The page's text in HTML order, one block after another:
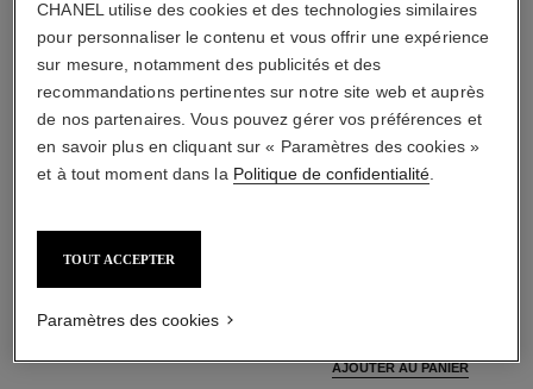
Réf. 185872
80,00 $ cad
AJOUTER AU PANIER
CHANEL utilise des cookies et des technologies similaires
pour personnaliser le contenu et vous offrir une expérience
sur mesure, notamment des publicités et des
recommandations pertinentes sur notre site web et auprès
de nos partenaires. Vous pouvez gérer vos préférences et
en savoir plus en cliquant sur « Paramètres des cookies »
et à tout moment dans la Politique de confidentialité.
TOUT ACCEPTER
Paramètres des cookies